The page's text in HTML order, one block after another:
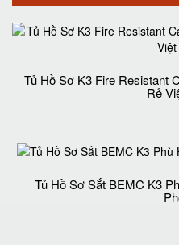
Tủ Hồ Sơ K3 Fire Resistant
Rẻ
Tủ Hồ Sơ Sắt BEMC K3